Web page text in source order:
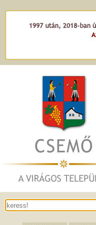
1997 után, 2018-ban